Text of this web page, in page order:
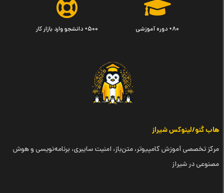
۸۰+ دوره آموزشی ۵۰۰+ دانشجو وارد بازار کار
هاب گنو/لینوکس شیراز
مرکز تخصصی آموزش کامپیوتر، متن‌باز، امنیت سایبری، برنامه‌نویسی و هوش
مصنوعی در شیراز